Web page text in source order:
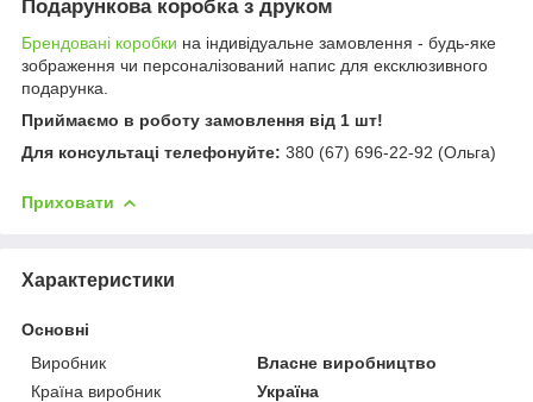
Подарункова коробка з друком
Брендовані коробки на індивідуальне замовлення - будь-яке
зображення чи персоналізований напис для ексклюзивного
подарунка.
Приймаємо в роботу замовлення від 1 шт!
Для консультаці телефонуйте: 380 (67) 696-22-92 (Ольга)
Приховати
Характеристики
Основні
Виробник
Власне виробництво
Країна виробник
Україна